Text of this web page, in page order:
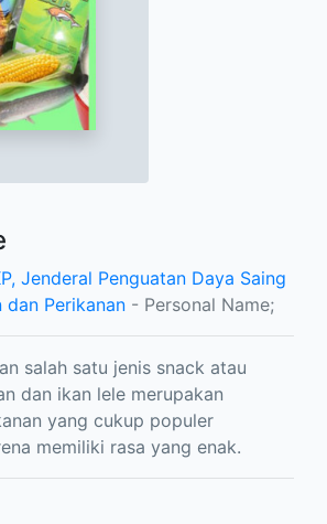
Jenderal Penguatan Daya Saing
dan Perikanan - Personal Name;
salah satu jenis snack atau
dan ikan lele merupakan
yang cukup populer
memiliki rasa yang enak.